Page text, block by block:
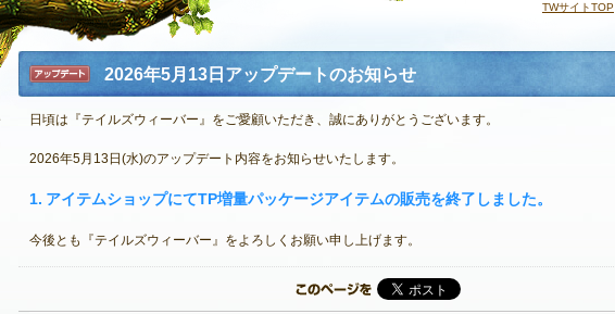
公式サイトにログイン
外部サービスIDでログイン
TWサイトTOP
アップデ
ート
2026年5月13日アップデートのお知らせ
日頃は『テイルズウィーバー』をご愛顧いただき、誠にありがとうございます。
2026年5月13日(水)のアップデート内容をお知らせいたします。
1. アイテムショップにてTP増量パッケージアイテムの販売を終了しました。
今後とも『テイルズウィーバー』をよろしくお願い申し上げます。